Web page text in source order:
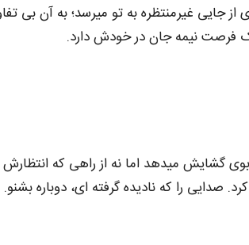
از جایی غیرمنتظره به تو میرسد؛ به آن
فرصت نیمه‌ جان در خودش دارد.
گشایش میدهد اما نه از راهی که
صدایی را که نادیده گرفته‌ ای، دوباره